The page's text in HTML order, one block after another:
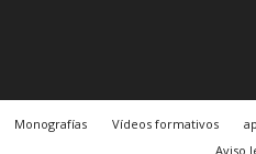
Monografías Vídeos formativos
Aviso